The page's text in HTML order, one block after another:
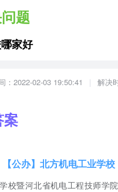
题
家好
：2022-02-03 19:50:41 解决
案
【公办】北方机电工业学校
校暨河北省机电工程技师学